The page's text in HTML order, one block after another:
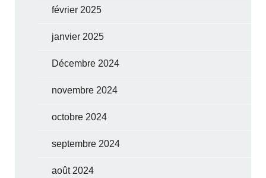
février 2025
janvier 2025
Décembre 2024
novembre 2024
octobre 2024
septembre 2024
août 2024